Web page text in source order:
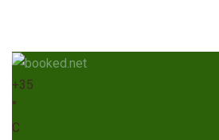
+35
°
C